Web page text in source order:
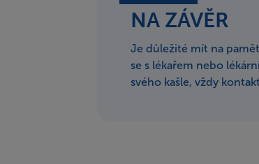
NA ZÁVĚR
Je důležité mít na
se s lékařem nebo
svého kašle, vždy